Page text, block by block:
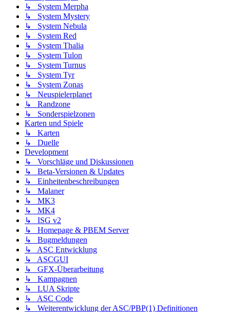
↳ System Merpha
↳ System Mystery
↳ System Nebula
↳ System Red
↳ System Thalia
↳ System Tulon
↳ System Turnus
↳ System Tyr
↳ System Zonas
↳ Neuspielerplanet
↳ Randzone
↳ Sonderspielzonen
Karten und Spiele
↳ Karten
↳ Duelle
Development
↳ Vorschläge und Diskussionen
↳ Beta-Versionen & Updates
↳ Einheitenbeschreibungen
↳ Malaner
↳ MK3
↳ MK4
↳ ISG v2
↳ Homepage & PBEM Server
↳ Bugmeldungen
↳ ASC Entwicklung
↳ ASCGUI
↳ GFX-Überarbeitung
↳ Kampagnen
↳ LUA Skripte
↳ ASC Code
↳ Weiterentwicklung der ASC/PBP(1) Definitionen